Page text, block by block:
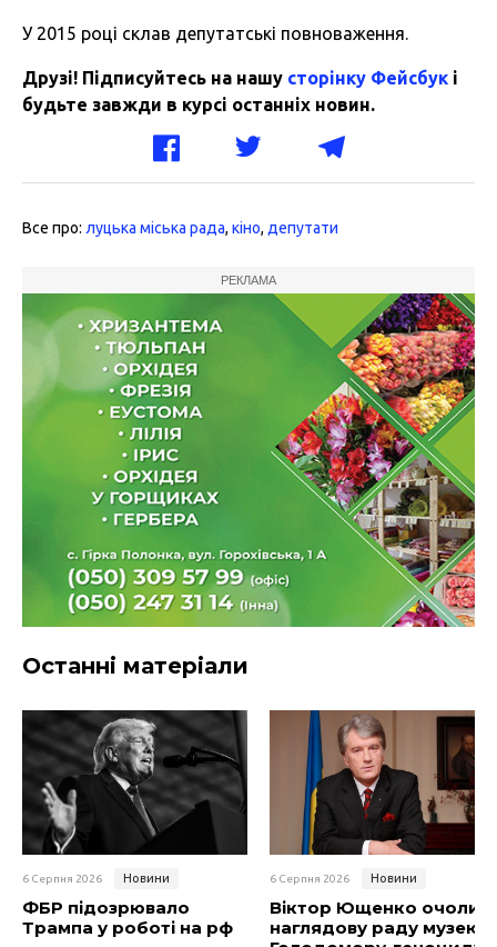
У 2015 році склав депутатські повноваження.
Друзі! Підписуйтесь на нашу сторінку Фейсбук і
будьте завжди в курсі останніх новин.
Все про: луцька міська рада, кіно, депутати
РЕКЛАМА
Останні матеріали
6 Серпня 2026 Новини
ФБР підозрювало
Трампа у роботі на рф
6 Серпня 2026 Новини
Віктор Ющенко очолив
наглядову раду музею